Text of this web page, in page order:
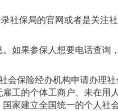
社保局的官网或者是关注
如果参保人想要电话查询
会保险经办机构申请办理
工的个体工商户、未在用
家建立全国统一的个人社